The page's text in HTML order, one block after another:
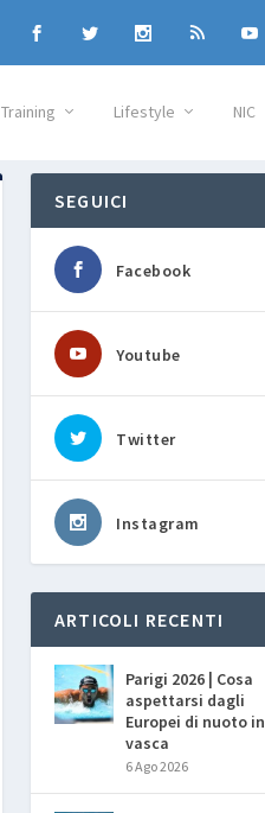
Training Lifestyle NIC
SEGUICI
Facebook
Youtube
Twitter
Instagram
ARTICOLI RECENTI
Parigi 2026 | Cosa
aspettarsi dagli
Europei di nuoto in
vasca
6 Ago 2026